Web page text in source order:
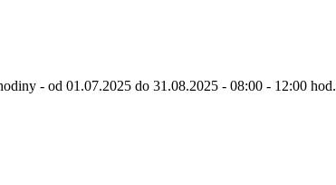
- od 01.07.2025 do 31.08.2025 - 08:00 - 12:00 hod.